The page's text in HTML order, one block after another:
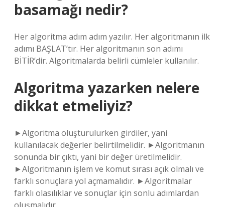
basamağı nedir?
Her algoritma adım adım yazılır. Her algoritmanın ilk
adımı BAŞLAT’tır. Her algoritmanın son adımı
BİTİR’dir. Algoritmalarda belirli cümleler kullanılır.
Algoritma yazarken nelere
dikkat etmeliyiz?
►Algoritma oluşturulurken girdiler, yani
kullanılacak değerler belirtilmelidir. ►Algoritmanın
sonunda bir çıktı, yani bir değer üretilmelidir.
►Algoritmanın işlem ve komut sırası açık olmalı ve
farklı sonuçlara yol açmamalıdır. ►Algoritmalar
farklı olasılıklar ve sonuçlar için sonlu adımlardan